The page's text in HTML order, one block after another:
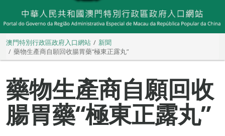
澳門特別行政區政府入口網站
新聞
藥物生產商自願回收腸胃藥“極東正露丸”
藥物生產商自願回收
腸胃藥“極東正露丸”